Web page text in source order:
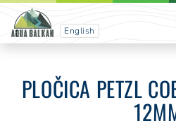
English
PLOČICA PETZL